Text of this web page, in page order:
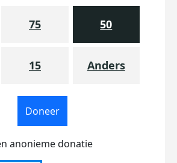
75 50
15 Anders
Doneer
anonieme donatie